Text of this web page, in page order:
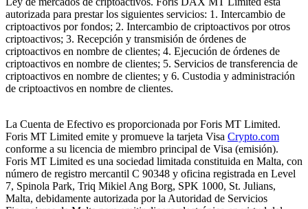
autorizada para prestar los siguientes servicios: 1. Intercambio de
criptoactivos por fondos; 2. Intercambio de criptoactivos por otros
criptoactivos; 3. Recepción y transmisión de órdenes de
criptoactivos en nombre de clientes; 4. Ejecución de órdenes de
criptoactivos en nombre de clientes; 5. Servicios de transferencia de
criptoactivos en nombre de clientes; y 6. Custodia y administración
de criptoactivos en nombre de clientes.
La Cuenta de Efectivo es proporcionada por Foris MT Limited.
Foris MT Limited emite y promueve la tarjeta Visa Crypto.com
conforme a su licencia de miembro principal de Visa (emisión).
Foris MT Limited es una sociedad limitada constituida en Malta, con
número de registro mercantil C 90348 y oficina registrada en Level
7, Spinola Park, Triq Mikiel Ang Borg, SPK 1000, St. Julians,
Malta, debidamente autorizada por la Autoridad de Servicios